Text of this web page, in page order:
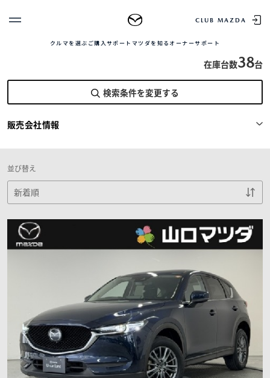
CLUB MAZDA
クルマを選ぶ ご購入サポート マツダを知る オーナーサポート
MAZDAのSUV比較
クルマ購入ガイド
カンタン見積り
販売店検索
試乗車検索
オーナーサポート
中古車
ログイン
新規会員登録
CLUB MAZDAとは
登録情報の変更
山口マツダ株式会社
在庫台数38台
検索条件を変更する
販売会社情報
並び替え